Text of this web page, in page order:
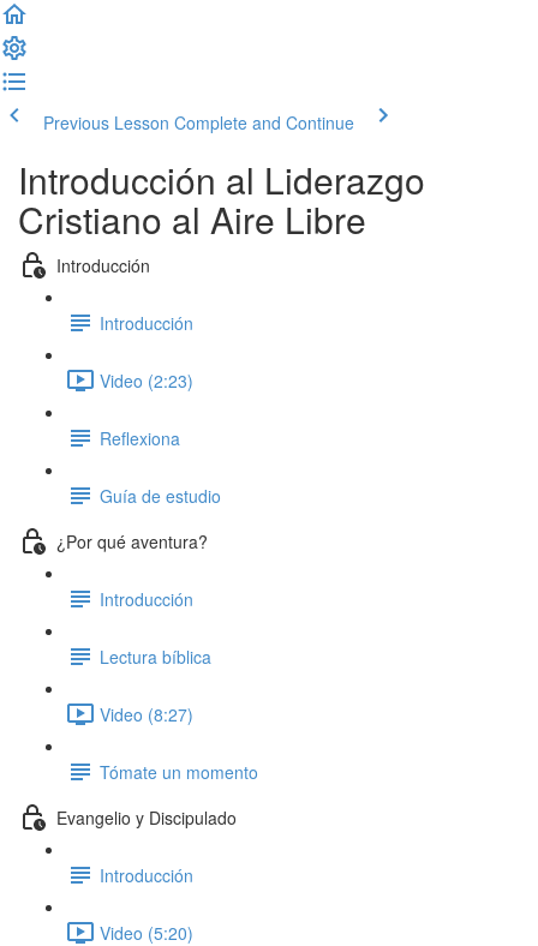
Previous Lesson Complete and Continue
Introducción al Liderazgo
Cristiano al Aire Libre
Introducción
Introducción
Video (2:23)
Reflexiona
Guía de estudio
¿Por qué aventura?
Introducción
Lectura bíblica
Video (8:27)
Tómate un momento
Evangelio y Discipulado
Introducción
Video (5:20)